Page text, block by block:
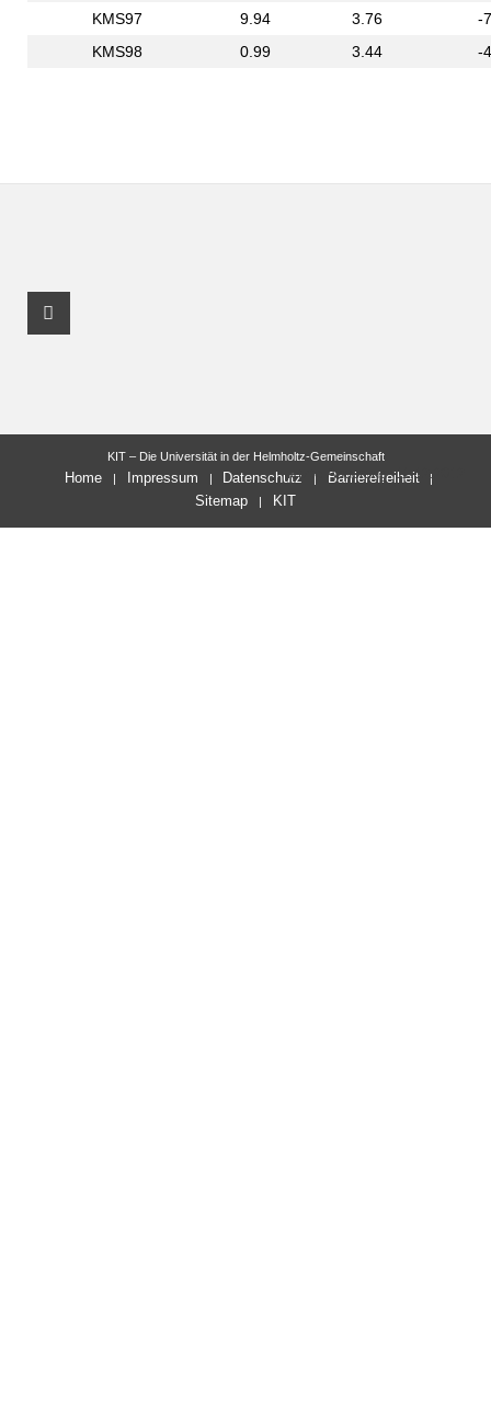
KMS97
9.94 3.76
-
KMS98
0.99 3.44 -
Facebook Profil
letzte Änderung: 11.12.2012
KIT – Die Universität in der Helmholtz-Gemeinschaft
Home Impressum Datenschutz
Barrierefreiheit
Sitemap
KIT